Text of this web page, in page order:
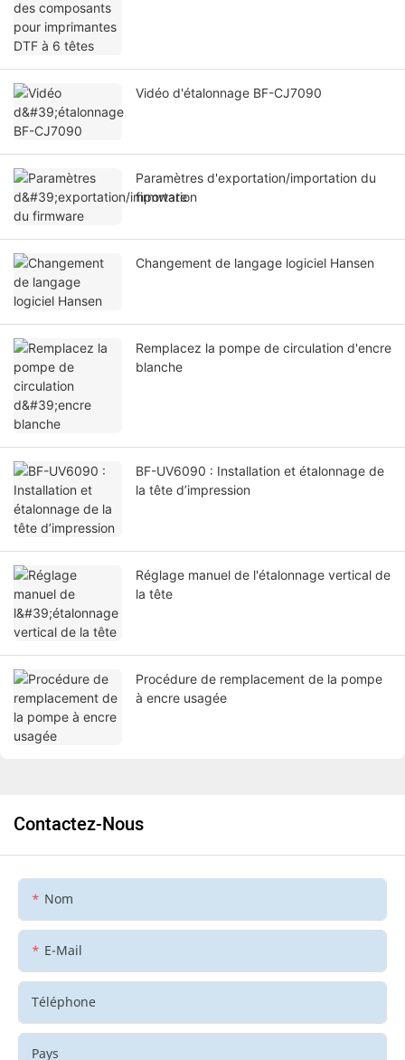
Vidéo d'étalonnage BF-CJ7090
Paramètres d'exportation/importation du
firmware
Changement de langage logiciel Hansen
Remplacez la pompe de circulation d'encre
blanche
BF-UV6090 : Installation et étalonnage de
la tête d’impression
Réglage manuel de l'étalonnage vertical de
la tête
Procédure de remplacement de la pompe
à encre usagée
Contactez-Nous
Nom
E-Mail
Téléphone
Pays